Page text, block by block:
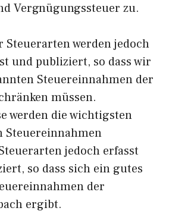
Vergnügungssteuer zu.
Steuerarten werden jedoch
und publiziert, so dass wir
Steuereinnahmen der
müssen.
werden die wichtigsten
Steuereinnahmen
jedoch erfasst
so dass sich ein gutes
der
ergibt.